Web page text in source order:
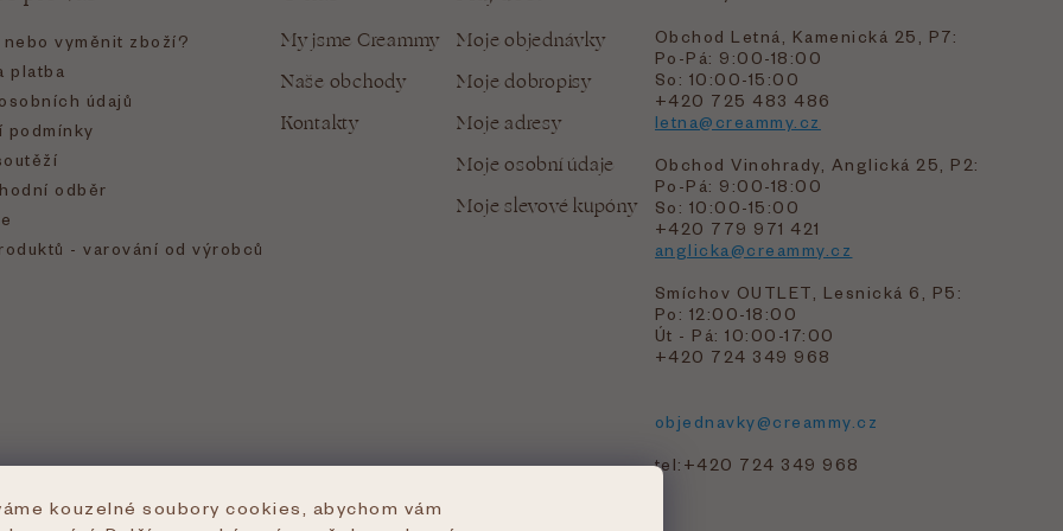
kouzelné soubory cookies, abychom vám
vyměnit zboží?
platba
údajů
podmínky
odběr
- varování od výrobců
My jsme Creammy
Naše obchody
Kontakty
Moje objednávky
Moje dobropisy
Moje adresy
Moje osobní údaje
Moje slevové kupóny
Obchod Letná, Kamenická 25, P7:
Po-Pá: 9:00-18:00
So: 10:00-15:00
+420 725 483 486
letna@creammy.cz
Obchod Vinohrady, Anglická 25, P2:
Po-Pá: 9:00-18:00
So: 10:00-15:00
+420 779 971 421
anglicka@creammy.cz
Smíchov OUTLET, Lesnická 6, P5:
Po: 12:00-18:00
Út - Pá: 10:00-17:00
+420 724 349 968
objednavky@creammy.cz
tel:+420 724 349 968